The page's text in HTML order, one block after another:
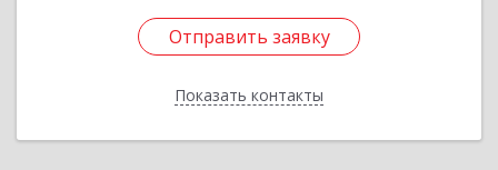
Отправить заявку
Показать контакты
Отправить заявку
Назад